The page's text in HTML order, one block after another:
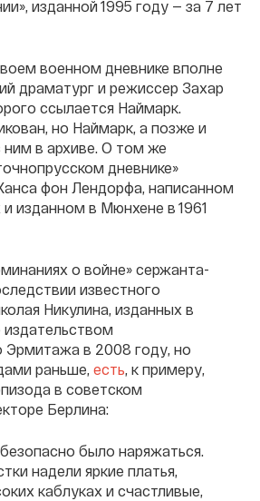
изданной 1995 году — за 7 лет
военном дневнике вполне
драматург и режиссер Захар
ссылается Наймарк.
но Наймарк, а позже и
ним в архиве. О том же
дневнике»
фон Лендорфа, написанном
и изданном в Мюнхене в 1961
о войне» сержанта-
известного
Никулина, изданных в
Эрмитажа в 2008 году, но
раньше, есть, к примеру,
в советском
Берлина:
было наряжаться.
надели яркие платья,
каблуках и счастливые,